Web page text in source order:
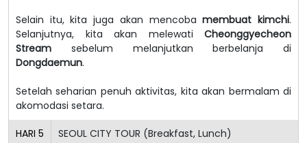
Selain itu, kita juga akan mencoba membuat kimchi.
Selanjutnya, kita akan melewati Cheonggyecheon
Stream sebelum melanjutkan berbelanja di
Dongdaemun.
Setelah seharian penuh aktivitas, kita akan bermalam di
akomodasi setara.
HARI 5 SEOUL CITY TOUR (Breakfast, Lunch)